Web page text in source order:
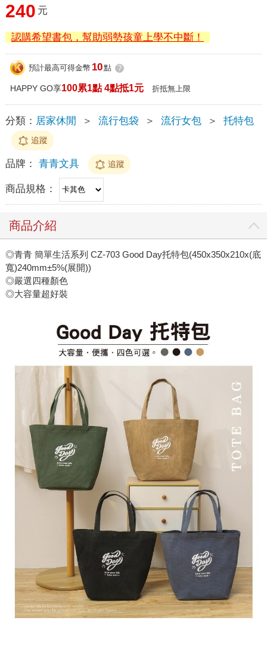
240 元
認購希望書包，幫助弱勢孩童上學不中斷！
預計最高可得金幣 10點 ?
HAPPY GO享100累1點 4點抵1元 折抵無上限
分類： 居家休閒 ＞ 流行包袋 ＞ 流行女包 ＞ 托特包
追蹤
品牌： 青青文具 追蹤
商品規格：
商品介紹
◎青青 簡單生活系列 CZ-703 Good Day托特包(450x350x210x(底
寬)240mm±5%(展開))
◎嚴選四種顏色
◎大容量超好裝